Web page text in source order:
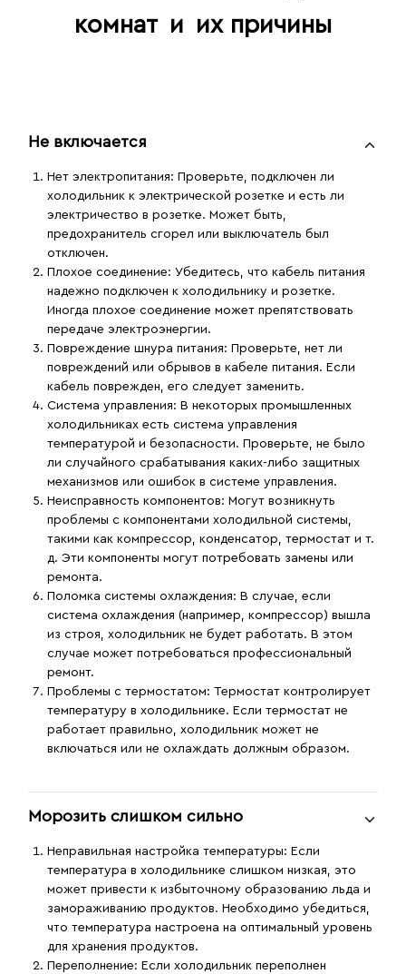
комнат и их причины
Не включается
Нет электропитания: Проверьте, подключен ли
холодильник к электрической розетке и есть ли
электричество в розетке. Может быть,
предохранитель сгорел или выключатель был
отключен.
Плохое соединение: Убедитесь, что кабель питания
надежно подключен к холодильнику и розетке.
Иногда плохое соединение может препятствовать
передаче электроэнергии.
Повреждение шнура питания: Проверьте, нет ли
повреждений или обрывов в кабеле питания. Если
кабель поврежден, его следует заменить.
Система управления: В некоторых промышленных
холодильниках есть система управления
температурой и безопасности. Проверьте, не было
ли случайного срабатывания каких-либо защитных
механизмов или ошибок в системе управления.
Неисправность компонентов: Могут возникнуть
проблемы с компонентами холодильной системы,
такими как компрессор, конденсатор, термостат и т.
д. Эти компоненты могут потребовать замены или
ремонта.
Поломка системы охлаждения: В случае, если
система охлаждения (например, компрессор) вышла
из строя, холодильник не будет работать. В этом
случае может потребоваться профессиональный
ремонт.
Проблемы с термостатом: Термостат контролирует
температуру в холодильнике. Если термостат не
работает правильно, холодильник может не
включаться или не охлаждать должным образом.
Морозить слишком сильно
Неправильная настройка температуры: Если
температура в холодильнике слишком низкая, это
может привести к избыточному образованию льда и
замораживанию продуктов. Необходимо убедиться,
что температура настроена на оптимальный уровень
для хранения продуктов.
Переполнение: Если холодильник переполнен